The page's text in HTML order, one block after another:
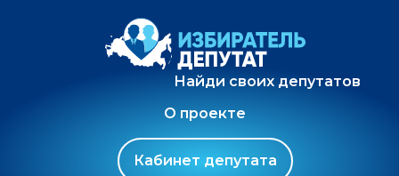
Найди своих депутатов
О проекте
Кабинет депутата